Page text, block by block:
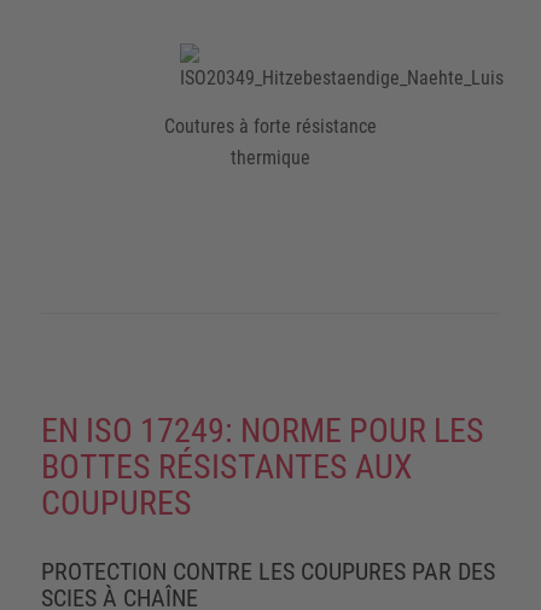
Coutures à forte résistance
thermique
EN ISO 17249: NORME POUR LES
BOTTES RÉSISTANTES AUX
COUPURES
PROTECTION CONTRE LES COUPURES PAR DES
SCIES À CHAÎNE